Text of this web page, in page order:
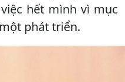
hết mình vì mục
phát triển.